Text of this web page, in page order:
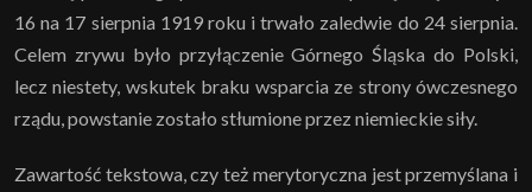
16 na 17 sierpnia 1919 roku i trwało zaledwie do 24 sierpnia.
Celem zrywu było przyłączenie Górnego Śląska do Polski,
lecz niestety, wskutek braku wsparcia ze strony ówczesnego
rządu, powstanie zostało stłumione przez niemieckie siły.
Zawartość tekstowa, czy też merytoryczna jest przemyślana i